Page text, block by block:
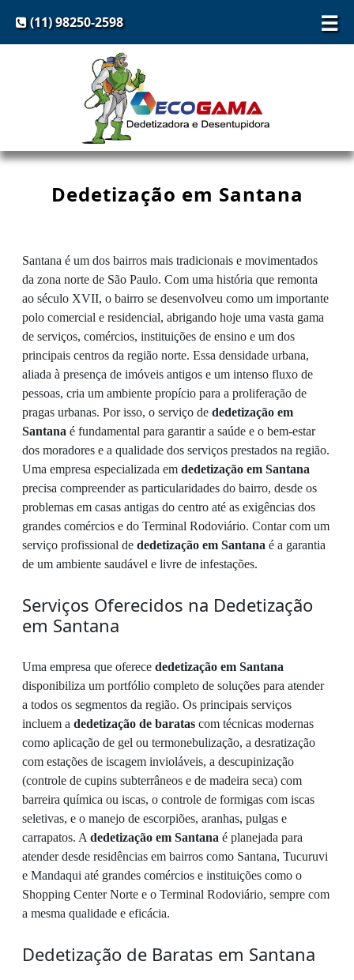
☰
(11) 98250-2598
Dedetização em Santana
Santana é um dos bairros mais tradicionais e movimentados
da zona norte de São Paulo. Com uma história que remonta
ao século XVII, o bairro se desenvolveu como um importante
polo comercial e residencial, abrigando hoje uma vasta gama
de serviços, comércios, instituições de ensino e um dos
principais centros da região norte. Essa densidade urbana,
aliada à presença de imóveis antigos e um intenso fluxo de
pessoas, cria um ambiente propício para a proliferação de
pragas urbanas. Por isso, o serviço de dedetização em
Santana é fundamental para garantir a saúde e o bem-estar
dos moradores e a qualidade dos serviços prestados na região.
Uma empresa especializada em dedetização em Santana
precisa compreender as particularidades do bairro, desde os
problemas em casas antigas do centro até as exigências dos
grandes comércios e do Terminal Rodoviário. Contar com um
serviço profissional de dedetização em Santana é a garantia
de um ambiente saudável e livre de infestações.
Serviços Oferecidos na Dedetização
em Santana
Uma empresa que oferece dedetização em Santana
disponibiliza um portfólio completo de soluções para atender
a todos os segmentos da região. Os principais serviços
incluem a dedetização de baratas com técnicas modernas
como aplicação de gel ou termonebulização, a desratização
com estações de iscagem invioláveis, a descupinização
(controle de cupins subterrâneos e de madeira seca) com
barreira química ou iscas, o controle de formigas com iscas
seletivas, e o manejo de escorpiões, aranhas, pulgas e
carrapatos. A dedetização em Santana é planejada para
atender desde residências em bairros como Santana, Tucuruvi
e Mandaqui até grandes comércios e instituições como o
Shopping Center Norte e o Terminal Rodoviário, sempre com
a mesma qualidade e eficácia.
Dedetização de Baratas em Santana